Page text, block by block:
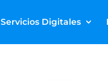
Servicios Digitales